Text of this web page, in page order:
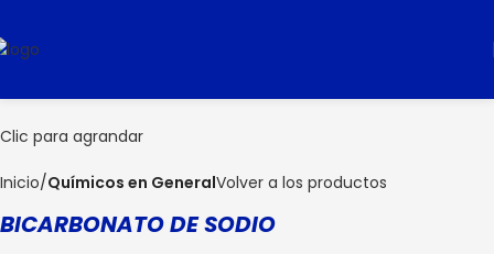
Clic para agrandar
Inicio Químicos en GeneralVolver a los productos
BICARBONATO DE SODIO